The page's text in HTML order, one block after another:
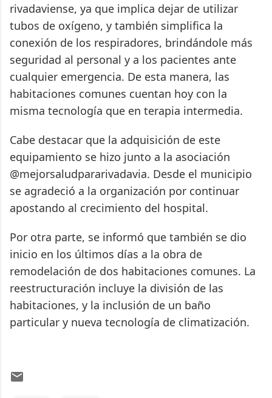
rivadaviense, ya que implica dejar de utilizar
tubos de oxígeno, y también simplifica la
conexión de los respiradores, brindándole más
seguridad al personal y a los pacientes ante
cualquier emergencia. De esta manera, las
habitaciones comunes cuentan hoy con la
misma tecnología que en terapia intermedia.
Cabe destacar que la adquisición de este
equipamiento se hizo junto a la asociación
@mejorsaludpararivadavia. Desde el municipio
se agradeció a la organización por continuar
apostando al crecimiento del hospital.
Por otra parte, se informó que también se dio
inicio en los últimos días a la obra de
remodelación de dos habitaciones comunes. La
reestructuración incluye la división de las
habitaciones, y la inclusión de un baño
particular y nueva tecnología de climatización.